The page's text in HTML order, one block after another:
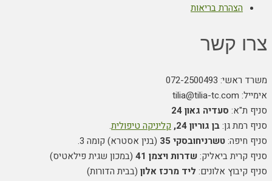
הצהרת בריאות
צרו קשר
משרד ראשי: 072-2500493
אימייל: tilia@tilia-tc.com
סניף ת"א: סעדיה גאון 24
סניף רמת גן:בן גוריון 24, קליניקה טיפולית.
סניף חיפה:טשרניחובסקי 35
(בנין אסטרא) קומה 3.
סניף קרית ביאליק:שדרות ויצמן 41
(במכון שגית פילאטיס)
סניף קיבוץ אלונים: ליד מרכז אלון (בבית הדורות)